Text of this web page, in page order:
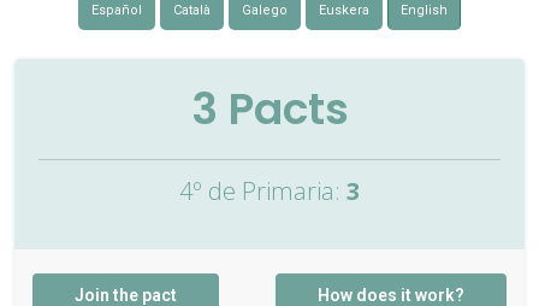
Español Català Galego Euskera English
3 Pacts
4º de Primaria: 3
Join the pact How does it work?